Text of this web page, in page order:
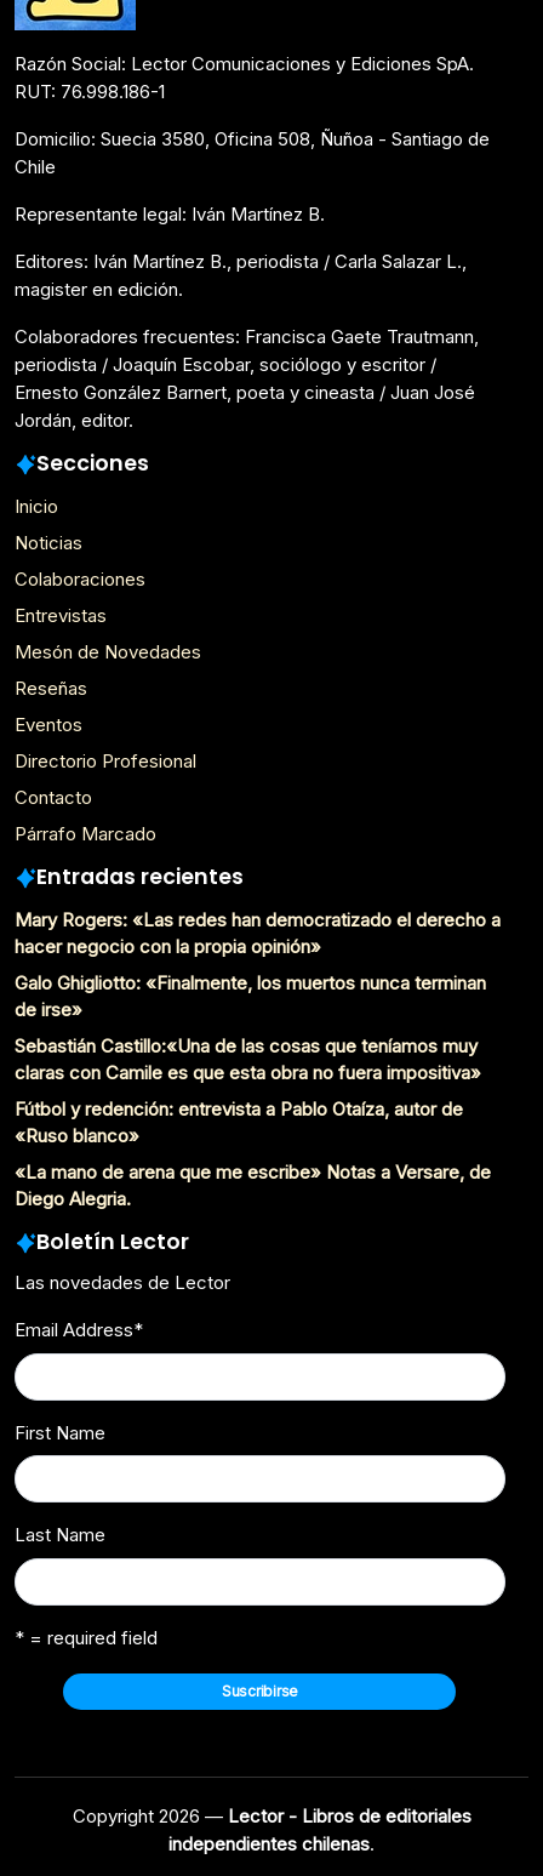
Razón Social: Lector Comunicaciones y Ediciones SpA.
RUT: 76.998.186-1
Domicilio: Suecia 3580, Oficina 508, Ñuñoa - Santiago de
Chile
Representante legal: Iván Martínez B.
Editores: Iván Martínez B., periodista / Carla Salazar L.,
magister en edición.
Colaboradores frecuentes: Francisca Gaete Trautmann,
periodista / Joaquín Escobar, sociólogo y escritor /
Ernesto González Barnert, poeta y cineasta / Juan José
Jordán, editor.
Secciones
Inicio
Noticias
Colaboraciones
Entrevistas
Mesón de Novedades
Reseñas
Eventos
Directorio Profesional
Contacto
Párrafo Marcado
Entradas recientes
Mary Rogers: «Las redes han democratizado el derecho a
hacer negocio con la propia opinión»
Galo Ghigliotto: «Finalmente, los muertos nunca terminan
de irse»
Sebastián Castillo:«Una de las cosas que teníamos muy
claras con Camile es que esta obra no fuera impositiva»
Fútbol y redención: entrevista a Pablo Otaíza, autor de
«Ruso blanco»
«La mano de arena que me escribe» Notas a Versare, de
Diego Alegria.
Boletín Lector
Las novedades de Lector
Email Address*
First Name
Last Name
* = required field
Copyright 2026 — Lector - Libros de editoriales
independientes chilenas.